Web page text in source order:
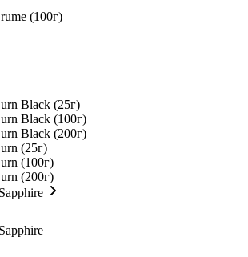
(100г)
Black (25г)
Black (100г)
Black (200г)
(25г)
(100г)
(200г)